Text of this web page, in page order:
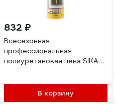
832 ₽
Всесезонная
профессиональная
полиуретановая пена SIKA
В корзину